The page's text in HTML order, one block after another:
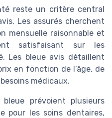
reste un critère central
Les assurés cherchent
mensuelle raisonnable et
satisfaisant sur les
Les bleue avis détaillent
en fonction de l’âge, de
médicaux.
prévoient plusieurs
pour les soins dentaires,